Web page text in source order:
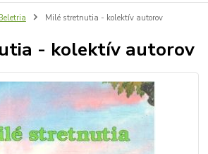
Milé stretnutia - kolektív autorov
- kolektív autorov